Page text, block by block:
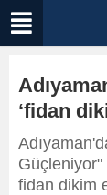
‘fidan
Güçleniyor"
fidan dikim